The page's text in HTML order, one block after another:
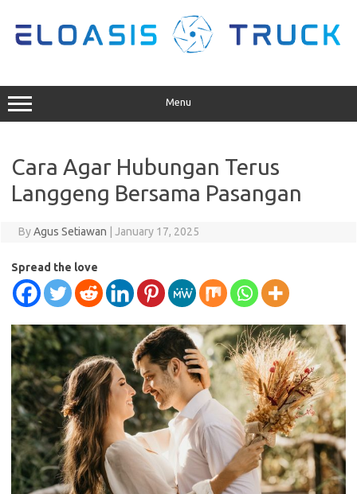
content
Menu
Cara Agar Hubungan Terus
Langgeng Bersama Pasangan
ByAgus Setiawan January 17, 2025
Spread the love